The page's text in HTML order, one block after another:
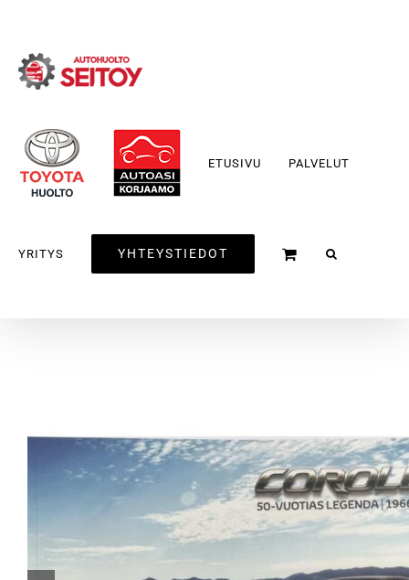
content
ETUSIVU PALVELUT
YRITYS YHTEYSTIEDOT